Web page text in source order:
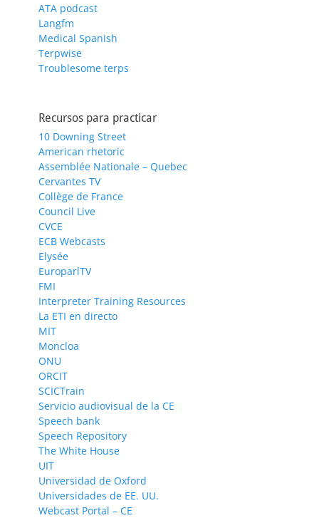
ATA podcast
Langfm
Medical Spanish
Terpwise
Troublesome terps
Recursos para practicar
10 Downing Street
American rhetoric
Assemblée Nationale – Quebec
Cervantes TV
Collège de France
Council Live
CVCE
ECB Webcasts
Elysée
EuroparlTV
FMI
Interpreter Training Resources
La ETI en directo
MIT
Moncloa
ONU
ORCIT
SCICTrain
Servicio audiovisual de la CE
Speech bank
Speech Repository
The White House
UIT
Universidad de Oxford
Universidades de EE. UU.
Webcast Portal – CE